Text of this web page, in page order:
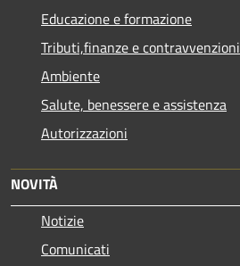
Educazione e formazione
Tributi,finanze e contravvenzioni
Ambiente
Salute, benessere e assistenza
Autorizzazioni
NOVITÀ
Notizie
Comunicati